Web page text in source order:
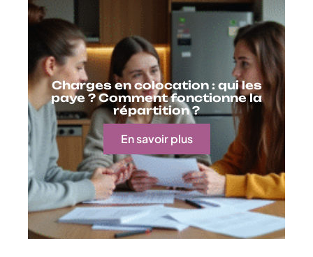
Charges en colocation : qui les
paye ? Comment fonctionne la
répartition ?
En savoir plus